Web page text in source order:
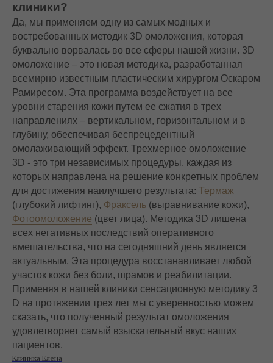
клиники?
Да, мы применяем одну из самых модных и
востребованных методик 3D омоложения, которая
буквально ворвалась во все сферы нашей жизни. 3D
омоложение – это новая методика, разработанная
всемирно известным пластическим хирургом Оскаром
Рамиресом. Эта программа воздействует на все
уровни старения кожи путем ее сжатия в трех
направлениях – вертикальном, горизонтальном и в
глубину, обеспечивая беспрецедентный
омолаживающий эффект. Трехмерное омоложение
3D - это три независимых процедуры, каждая из
которых направлена на решение конкретных проблем
для достижения наилучшего результата: Термаж
(глубокий лифтинг), Фраксель (выравнивание кожи),
Фотоомоложение (цвет лица). Методика 3D лишена
всех негативных последствий оперативного
вмешательства, что на сегодняшний день является
актуальным. Эта процедура восстанавливает любой
участок кожи без боли, шрамов и реабилитации.
Применяя в нашей клиники сенсационную методику 3
D на протяжении трех лет мы с уверенностью можем
сказать, что полученный результат омоложения
удовлетворяет самый взыскательный вкус наших
пациентов.
Клиника Елена